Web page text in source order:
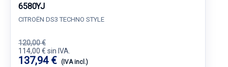
6580YJ
CITROËN DS3 TECHNO STYLE
120,00 €
114,00 € sin IVA.
137,94 € (IVA incl.)